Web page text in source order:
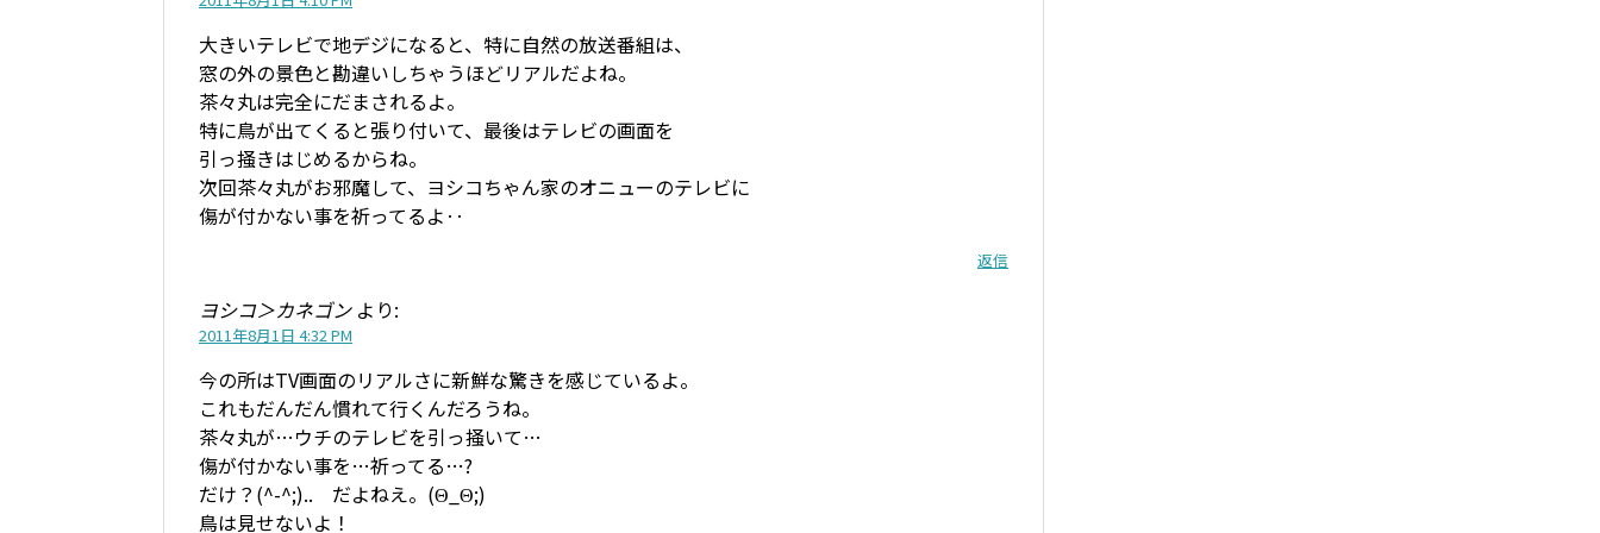
大きいテレビで地デジになると、特に自然の放送番組は、
窓の外の景色と勘違いしちゃうほどリアルだよね。
茶々丸は完全にだまされるよ。
特に鳥が出てくると張り付いて、最後はテレビの画面を
引っ掻きはじめるからね。
次回茶々丸がお邪魔して、ヨシコちゃん家のオニューのテレビに
傷が付かない事を祈ってるよ‥
返信
ヨシコ＞カネゴン より:
2011年8月1日 4:32 PM
今の所はTV画面のリアルさに新鮮な驚きを感じているよ。
これもだんだん慣れて行くんだろうね。
茶々丸が…ウチのテレビを引っ掻いて…
傷が付かない事を…祈ってる…?
だけ？(^-^;).. だよねえ。(Θ_Θ;)
鳥は見せないよ！